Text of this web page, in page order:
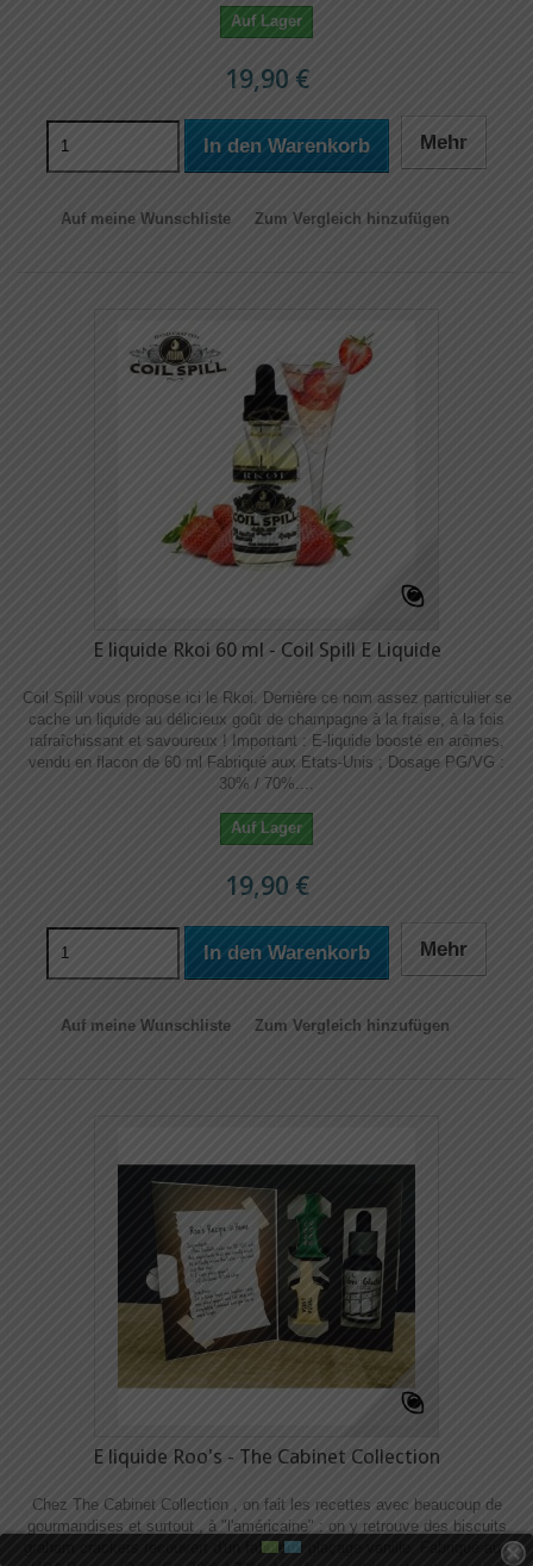
Auf Lager
19,90 €
In den Warenkorb Mehr
Auf meine Wunschliste Zum Vergleich hinzufügen
E liquide Rkoi 60 ml - Coil Spill E Liquide
Coil Spill vous propose ici le Rkoi. Derrière ce nom assez particulier se
cache un liquide au délicieux goût de champagne à la fraise, à la fois
rafraîchissant et savoureux ! Important : E-liquide boosté en arômes,
vendu en flacon de 60 ml Fabriqué aux Etats-Unis ; Dosage PG/VG :
30% / 70%....
Auf Lager
19,90 €
In den Warenkorb Mehr
Auf meine Wunschliste Zum Vergleich hinzufügen
E liquide Roo's - The Cabinet Collection
Chez The Cabinet Collection , on fait les recettes avec beaucoup de
gourmandises et surtout , à "l'américaine" : on y retrouve des biscuits
graham crackers recouvert d'un fabuleux glaçage vanille. Fabriqué aux